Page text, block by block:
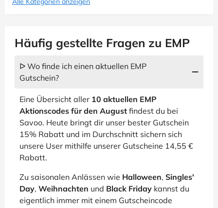
Häufig gestellte Fragen zu EMP
ᐅ Wo finde ich einen aktuellen EMP
Gutschein?
Eine Übersicht aller 10 aktuellen EMP
Aktionscodes für den August findest du bei
Savoo. Heute bringt dir unser bester Gutschein
15% Rabatt und im Durchschnitt sichern sich
unsere User mithilfe unserer Gutscheine 14,55 €
Rabatt.
Zu saisonalen Anlässen wie Halloween, Singles'
Day, Weihnachten und Black Friday kannst du
eigentlich immer mit einem Gutscheincode